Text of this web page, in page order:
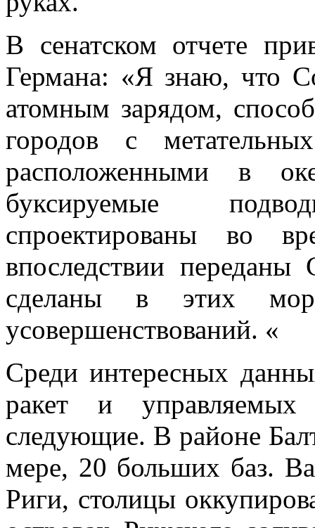
В сенатском отчете
Германа: «Я знаю, что
атомным зарядом,
городов с
расположенными в
буксируемые
спроектированы во
впоследствии
сделаны в этих
усовершенствований. «
Среди интересных
ракет и
следующие. В районе
мере, 20 больших баз.
Риги, столицы